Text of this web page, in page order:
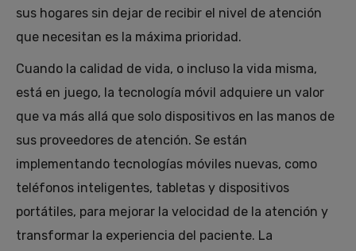
sus hogares sin dejar de recibir el nivel de atención
que necesitan es la máxima prioridad.
Cuando la calidad de vida, o incluso la vida misma,
está en juego, la tecnología móvil adquiere un valor
que va más allá que solo dispositivos en las manos de
sus proveedores de atención. Se están
implementando tecnologías móviles nuevas, como
teléfonos inteligentes, tabletas y dispositivos
portátiles, para mejorar la velocidad de la atención y
transformar la experiencia del paciente. La